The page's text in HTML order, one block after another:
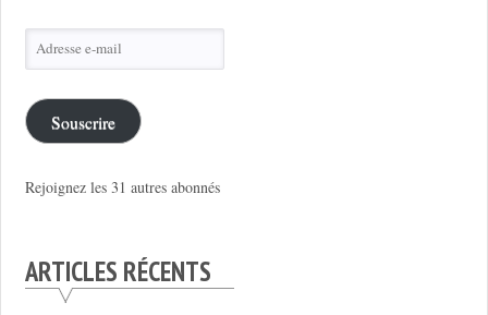
Adresse
e-
mail
Souscrire
Rejoignez les 31 autres abonnés
ARTICLES RÉCENTS